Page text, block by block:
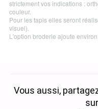
strictement vos indications :
couleur.
Pour les tapis elles seront
visuel).
L'option broderie ajoute
Vous aussi,